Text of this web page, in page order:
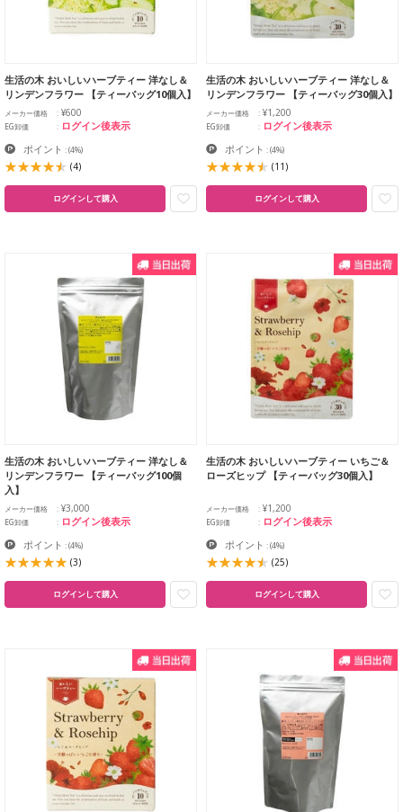
生活の木 おいしいハーブティー 洋なし＆
リンデンフラワー 【ティーバッグ10個入】
メーカー価格 ¥600
EG卸価 ログイン後表示
ポイント :(4%)
(4)
ログインして購入
生活の木 おいしいハーブティー 洋なし＆
リンデンフラワー 【ティーバッグ30個入】
メーカー価格 ¥1,200
EG卸価 ログイン後表示
ポイント :(4%)
(11)
ログインして購入
生活の木 おいしいハーブティー 洋なし＆
リンデンフラワー 【ティーバッグ100個
入】
メーカー価格 ¥3,000
EG卸価 ログイン後表示
ポイント :(4%)
(3)
ログインして購入
生活の木 おいしいハーブティー いちご＆
ローズヒップ 【ティーバッグ30個入】
メーカー価格 ¥1,200
EG卸価 ログイン後表示
ポイント :(4%)
(25)
ログインして購入